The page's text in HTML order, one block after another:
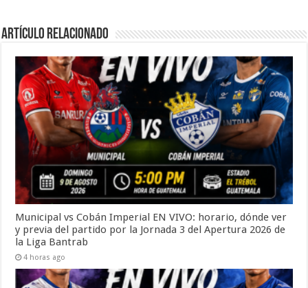
Artículo Relacionado
Municipal vs Cobán Imperial EN VIVO: horario, dónde ver
y previa del partido por la Jornada 3 del Apertura 2026 de
la Liga Bantrab
4 horas ago